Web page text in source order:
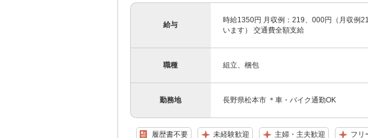
給与
時給1350円 月収例：219、000円（月収例
います） 交通費全額支給
職種 組立、梱包
勤務地 長野県松本市 ＊車・バイク通勤OK
履歴書不要 未経験歓迎 主婦・主夫歓迎 フリ